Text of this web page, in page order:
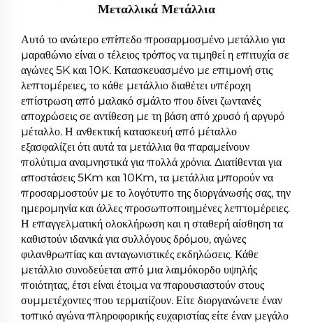
Μεταλλικά Μετάλλια
Αυτό το ανώτερο επίπεδο προσαρμοσμένο μετάλλιο για
μαραθώνιο είναι ο τέλειος τρόπος να τιμηθεί η επιτυχία σε
αγώνες 5K και 10K. Κατασκευασμένο με επιμονή στις
λεπτομέρειες, το κάθε μετάλλιο διαθέτει υπέροχη
επίστρωση από µαλακό σμάλτο που δίνει ζωντανές
αποχρώσεις σε αντίθεση με τη βάση από χρυσό ή αργυρό
μέταλλο. Η ανθεκτική κατασκευή από μέταλλο
εξασφαλίζει ότι αυτά τα μετάλλια θα παραμείνουν
πολύτιμα αναμνηστικά για πολλά χρόνια. Διατίθενται για
αποστάσεις 5Km και 10Km, τα μετάλλια μπορούν να
προσαρμοστούν με το λογότυπο της διοργάνωσής σας, την
ημερομηνία και άλλες προσωποποιημένες λεπτομέρειες.
Η επαγγελματική ολοκλήρωση και η σταθερή αίσθηση τα
καθιστούν ιδανικά για συλλόγους δρόμου, αγώνες
φιλανθρωπίας και ανταγωνιστικές εκδηλώσεις. Κάθε
μετάλλιο συνοδεύεται από μια λαιμόκορδο υψηλής
ποιότητας, έτσι είναι έτοιμα να παρουσιαστούν στους
συμμετέχοντες που τερματίζουν. Είτε διοργανώνετε έναν
τοπικό αγώνα πληροφορικής ευχαριστίας είτε έναν μεγάλο